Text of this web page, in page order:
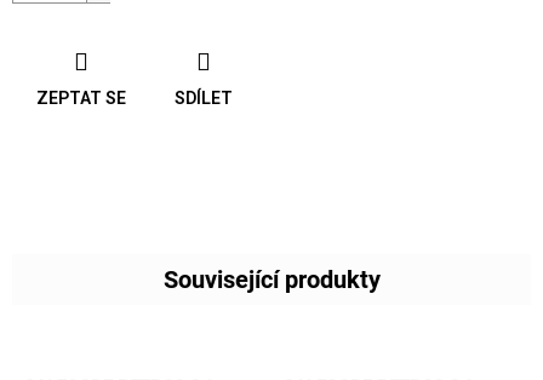
ZEPTAT SE SDÍLET
Související produkty